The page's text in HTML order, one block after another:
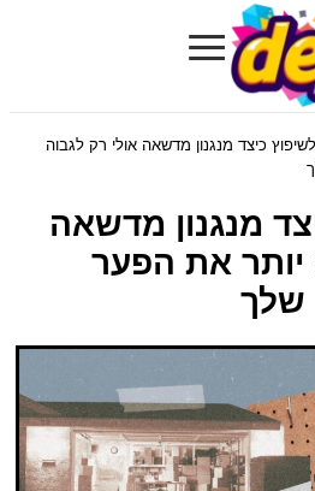
≡
כיצד מנגנון מדשאה אולי רק לגבוה
מנגנון מדשאה
יותר את הפער
שלך